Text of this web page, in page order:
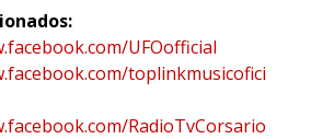
UFOofficial
toplinkmusicofici
RadioTvCorsario